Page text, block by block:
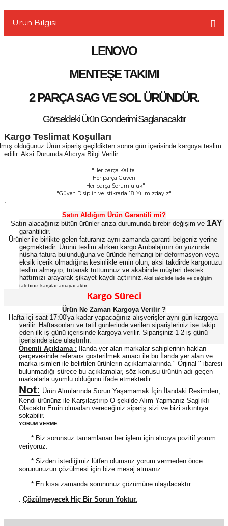
Ürün Bilgisi
LENOVO
MENTEŞE TAKIMI
2 PARÇA SAG VE SOL ÜRÜNDÜR.
Görseldeki Ürün Gonderimi Saglanacaktır
Kargo Teslimat Koşulları
olduğunuz Ürün sipariş geçildikten sonra gün içerisinde kargoya teslim
edilir. Aksi Durumda Alıcıya Bilgi Verilir.
"Her parça Kalite"
"Her parça Güven"
"Her parça Sorumluluk"
"Güven Disiplin ve İstikrarla 18. Yılımızdayız"
.
Satın Aldığım Ürün Garantili mi?
· Satın alacağınız bütün ürünler arıza durumunda birebir değişim ve 1AY
garantilidir.
·Ürünler ile birlikte gelen faturanız aynı zamanda garanti belgeniz yerine
geçmektedir. Ürünü teslim alırken kargo Ambalajının ön yüzünde
nüsha fatura bulunduğuna ve üründe herhangi bir deformasyon veya
eksik içerik olmadığına kesinlikle emin olun, aksi takdirde kargonuzu
teslim almayıp, tutanak tutturunuz ve akabinde müşteri destek
hattımızı arayarak şikayet kaydı açtırınız.Aksi takdirde iade ve değişim
talebiniz karşılanamayacaktır.
Kargo Süreci
Ürün Ne Zaman Kargoya Verilir ?
·Hafta içi saat 17:00'ya kadar yapacağınız alışverişler aynı gün kargoya
verilir. Haftasonları ve tatil günlerinde verilen siparişleriniz ise takip
eden ilk iş günü içerisinde kargoya verilir. Siparişiniz 1-2 iş günü
içerisinde size ulaştırılır.
Önemli Açıklama : İlanda yer alan markalar sahiplerinin hakları
çerçevesinde referans gösterilmek amacı ile bu İlanda yer alan ve
marka isimleri ile belirtilen ürünlerin açıklamalarında " Orjinal " ibaresi
bulunmadığı sürece bu açıklamalar, söz konusu ürünün adı geçen
markalarla uyumlu olduğunu ifade etmektedir.
Not: Ürün Alımlarında Sorun Yaşamamak İçin İlandaki Resimden;
Kendi ürününz ile Karşılaştırıp O şekilde Alım Yapmanız Saglıklı
Olacaktır.Emin olmadan vereceğiniz sipariş sizi ve bizi sıkıntıya
sokabilir.
YORUM VERME:
..... * Biz sorunsuz tamamlanan her işlem için alıcıya pozitif yorum
veriyoruz.
..... * Sizden istediğimiz lütfen olumsuz yorum vermeden önce
sorununuzun çözülmesi için bize mesaj atmanız.
......* En kısa zamanda sorununuz çözümüne ulaşılacaktır
Çözülmeyecek Hiç Bir Sorun Yoktur.